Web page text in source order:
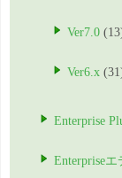
Ver7.0
Ver6.x
Enterprise
Enterprise